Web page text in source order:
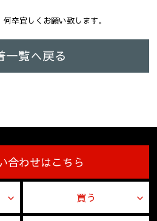
卒宜しくお願い致します。
一覧へ戻る
合わせはこちら
買う